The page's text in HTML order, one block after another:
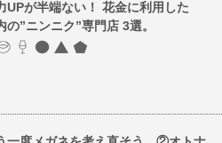
UPが半端ない！ 花金に利用した
の”ニンニク”専門店 3選。